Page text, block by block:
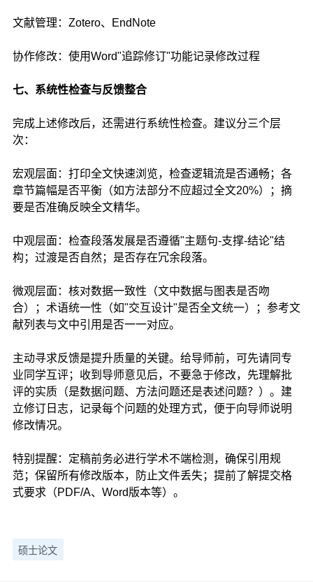
文献管理：Zotero、EndNote
协作修改：使用Word"追踪修订"功能记录修改过程
七、系统性检查与反馈整合
完成上述修改后，还需进行系统性检查。建议分三个层
次：
宏观层面：打印全文快速浏览，检查逻辑流是否通畅；各
章节篇幅是否平衡（如方法部分不应超过全文20%）；摘
要是否准确反映全文精华。
中观层面：检查段落发展是否遵循"主题句-支撑-结论"结
构；过渡是否自然；是否存在冗余段落。
微观层面：核对数据一致性（文中数据与图表是否吻
合）；术语统一性（如"交互设计"是否全文统一）；参考文
献列表与文中引用是否一一对应。
主动寻求反馈是提升质量的关键。给导师前，可先请同专
业同学互评；收到导师意见后，不要急于修改，先理解批
评的实质（是数据问题、方法问题还是表述问题？）。建
立修订日志，记录每个问题的处理方式，便于向导师说明
修改情况。
特别提醒：定稿前务必进行学术不端检测，确保引用规
范；保留所有修改版本，防止文件丢失；提前了解提交格
式要求（PDF/A、Word版本等）。
硕士论文